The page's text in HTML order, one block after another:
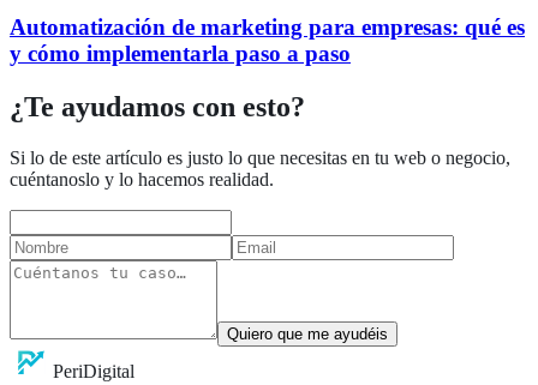
Automatización de marketing para empresas: qué es
y cómo implementarla paso a paso
¿Te ayudamos con esto?
Si lo de este artículo es justo lo que necesitas en tu web o negocio,
cuéntanoslo y lo hacemos realidad.
Quiero que me ayudéis
PeriDigital